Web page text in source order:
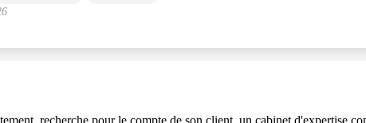
recherche pour le compte de son client, un cabinet d'expertise